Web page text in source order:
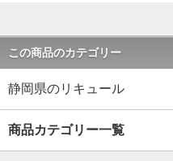
この商品のカテゴリー
静岡県のリキュール
商品カテゴリー一覧